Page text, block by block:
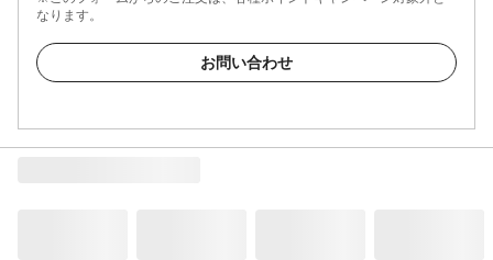
なります。
お問い合わせ